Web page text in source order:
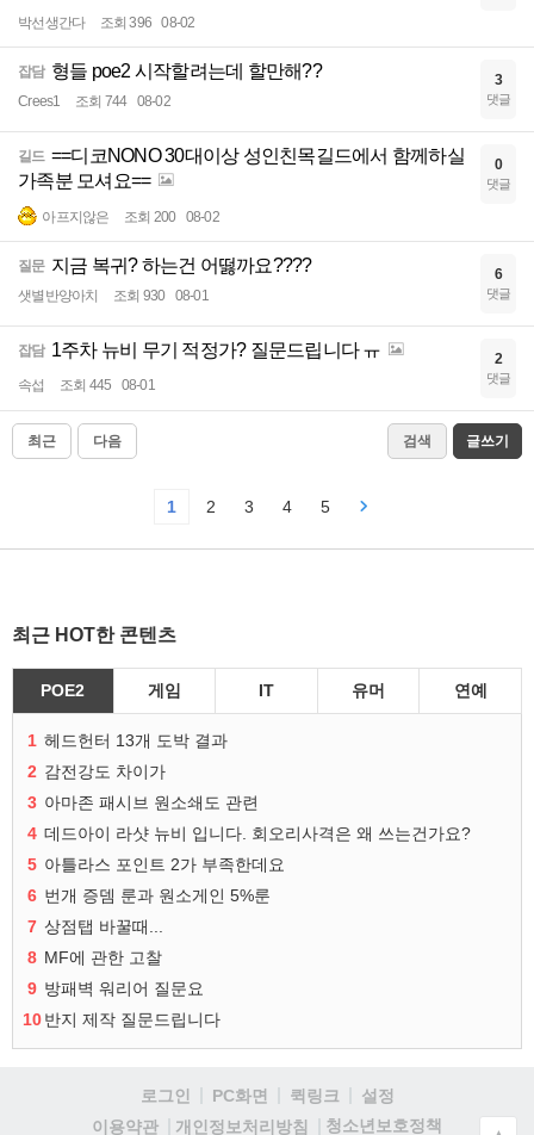
박선생간다 조회 396 08-02
잡담 형들 poe2 시작할려는데 할만해??
Crees1 조회 744 08-02
3
댓글
길드 ==디코NONO 30대이상 성인친목길드에서 함께하실
가족분 모셔요==
아프지않은 조회 200 08-02
0
댓글
질문 지금 복귀? 하는건 어떯까요????
샛별반양아치 조회 930 08-01
6
댓글
잡담 1주차 뉴비 무기 적정가? 질문드립니다 ㅠ
속섭 조회 445 08-01
2
댓글
최근 다음 검색 글쓰기
1 2 3 4 5
최근 HOT한 콘텐츠
POE2 게임 IT 유머 연예
1 헤드헌터 13개 도박 결과
2 감전강도 차이가
3 아마존 패시브 원소쇄도 관련
4 데드아이 라샷 뉴비 입니다. 회오리사격은 왜 쓰는건가요?
5 아틀라스 포인트 2가 부족한데요
6 번개 증뎀 룬과 원소게인 5%룬
7 상점탭 바꿀때...
8 MF에 관한 고찰
9 방패벽 워리어 질문요
10반지 제작 질문드립니다
로그인 PC화면 퀵링크
설정
이용약관
개인정보처리방침 청소년보호정책